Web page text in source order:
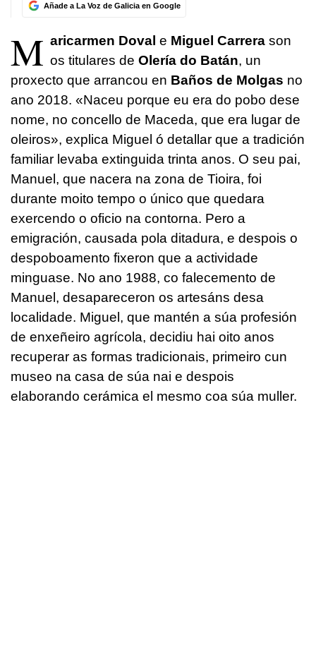
Añade a La Voz de Galicia en Google
M aricarmen Doval e Miguel Carrera son
os titulares de Olería do Batán, un
proxecto que arrancou en Baños de Molgas no
ano 2018. «Naceu porque eu era do pobo dese
nome, no concello de Maceda, que era lugar de
oleiros», explica Miguel ó detallar que a tradición
familiar levaba extinguida trinta anos. O seu pai,
Manuel, que nacera na zona de Tioira, foi
durante moito tempo o único que quedara
exercendo o oficio na contorna. Pero a
emigración, causada pola ditadura, e despois o
despoboamento fixeron que a actividade
minguase. No ano 1988, co falecemento de
Manuel, desapareceron os artesáns desa
localidade. Miguel, que mantén a súa profesión
de enxeñeiro agrícola, decidiu hai oito anos
recuperar as formas tradicionais, primeiro cun
museo na casa de súa nai e despois
elaborando cerámica el mesmo coa súa muller.